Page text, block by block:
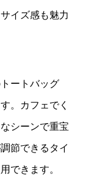
イズ感も魅力
ートバッグ
。カフェでく
シーンで重宝
節できるタイ
できます。